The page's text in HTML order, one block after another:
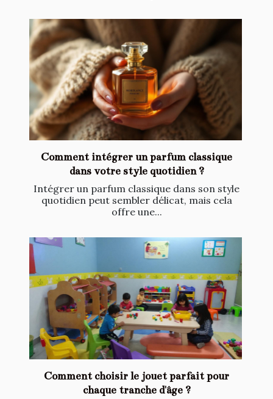
Comment intégrer un parfum classique
dans votre style quotidien ?
Intégrer un parfum classique dans son style
quotidien peut sembler délicat, mais cela
offre une...
Comment choisir le jouet parfait pour
chaque tranche d'âge ?